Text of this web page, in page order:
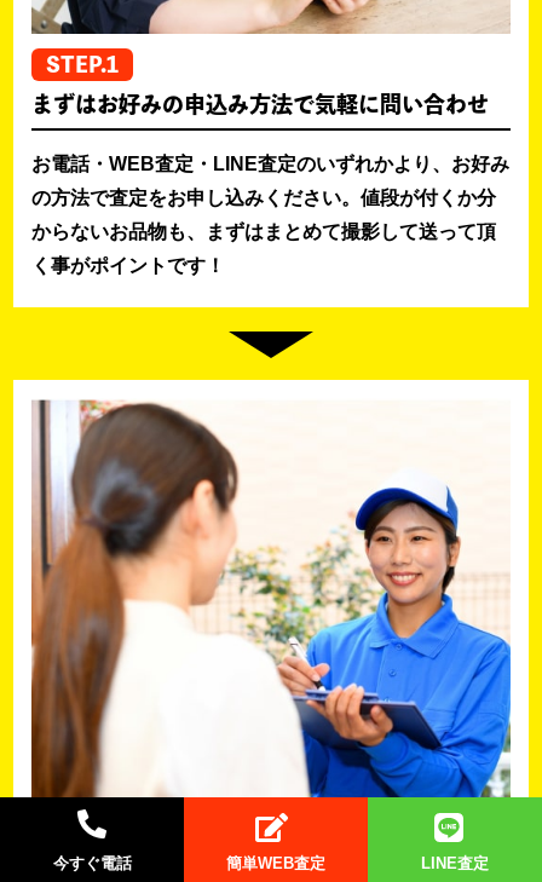
STEP.1
まずはお好みの申込み方法で気軽に問い合わせ
お電話・WEB査定・LINE査定のいずれかより、お好み
の方法で査定をお申し込みください。値段が付くか分
からないお品物も、まずはまとめて撮影して送って頂
く事がポイントです！
STEP.2
今すぐ電話 簡単WEB査定 LINE査定